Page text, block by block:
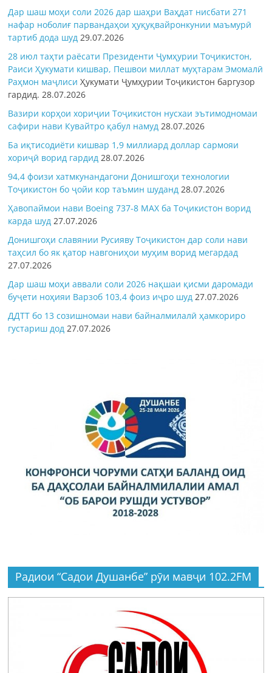
Дар шаш моҳи соли 2026 дар шаҳри Ваҳдат нисбати 271
нафар ноболиғ парвандаҳои ҳуқуқвайронкунии маъмурӣ
тартиб дода шуд 29.07.2026
28 июл таҳти раёсати Президенти Ҷумҳурии Тоҷикистон,
Раиси Ҳукумати кишвар, Пешвои миллат муҳтарам Эмомалӣ
Раҳмон маҷлисиҲукумати Ҷумҳурии Тоҷикистон баргузор
гардид.28.07.2026
Вазири корҳои хориҷии Тоҷикистон нусхаи эътимодномаи
сафири нави Кувайтро қабул намуд 28.07.2026
Ба иқтисодиёти кишвар 1,9 миллиард доллар сармояи
хориҷӣ ворид гардид 28.07.2026
94,4 фоизи хатмкунандагони Донишгоҳи технологии
Тоҷикистон бо ҷойи кор таъмин шуданд 28.07.2026
Ҳавопаймои нави Boeing 737-8 MAX ба Тоҷикистон ворид
карда шуд 27.07.2026
Донишгоҳи славянии Русияву Тоҷикистон дар соли нави
таҳсил бо як қатор навгониҳои муҳим ворид мегардад
27.07.2026
Дар шаш моҳи аввали соли 2026 нақшаи қисми даромади
буҷети ноҳияи Варзоб 103,4 фоиз иҷро шуд 27.07.2026
ДДТТ бо 13 созишномаи нави байналмилалӣ ҳамкориро
густариш дод 27.07.2026
Радиои “Садои Душанбе” рӯи мавҷи 102.2FM